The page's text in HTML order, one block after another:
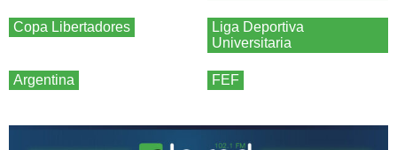
Copa Libertadores
Liga Deportiva
Universitaria
Argentina FEF